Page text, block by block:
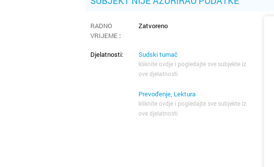
RADNO
VRIJEME :
Zatvoreno
Djelatnosti: Sudski tumač
kliknite ovdje i pogledajte sve subjekte iz
ove djelatnosti
Prevođenje, Lektura
kliknite ovdje i pogledajte sve subjekte iz
ove djelatnosti